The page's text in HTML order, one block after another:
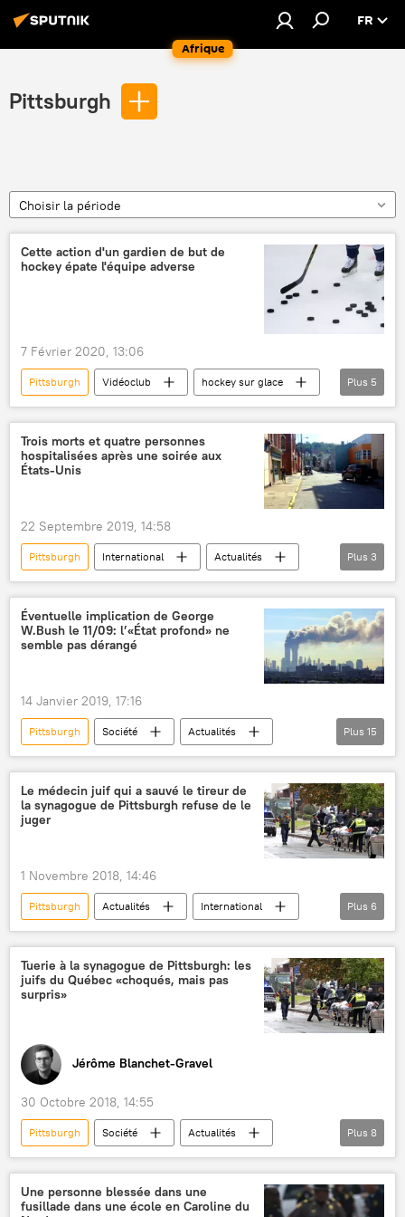
Afrique
FR
Pittsburgh
Choisir la période
Cette action d'un gardien de but de
hockey épate l'équipe adverse
7 Février 2020, 13:06
Pittsburgh Vidéoclub
hockey sur glace
National Hockey League (NHL) américaine
gardien
championnat
attaquant
victoire
Plus 5
Trois morts et quatre personnes
hospitalisées après une soirée aux
États-Unis
22 Septembre 2019, 14:58
Pittsburgh International
Actualités
États-Unis
morts blessés
Plus 3
Éventuelle implication de George
W.Bush le 11/09: l’«État profond» ne
semble pas dérangé
14 Janvier 2019, 17:16
Pittsburgh Société
Actualités
International
États-Unis
New York
Pennsylvanie
Donald Trump
George Bush
Pentagone
Sputnik
hackers
carte de crédit
données compromettantes
statu quo
Plus 15
Le médecin juif qui a sauvé le tireur de
la synagogue de Pittsburgh refuse de le
juger
1 Novembre 2018, 14:46
Pittsburgh Actualités
International
États-Unis
Juifs
massacre
médecine
tireur tuerie
Plus 6
Tuerie à la synagogue de Pittsburgh: les
juifs du Québec «choqués, mais pas
surpris»
Jérôme Blanchet-Gravel
30 Octobre 2018, 14:55
Pittsburgh Société
Actualités
International
États-Unis
Québec
Ivanka Trump
antisémitisme
Juifs tireur
Plus 8
Une personne blessée dans une
fusillade dans une école en Caroline du